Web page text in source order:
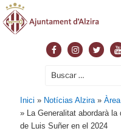
FacebookInstagram
Twitter
Buscar
Inici » Notícias Alzira »
» La Generalitat abordarà
de Luis Suñer en el 2024